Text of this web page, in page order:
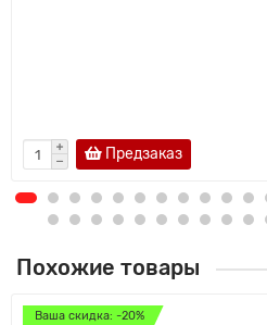
Предзаказ
Похожие товары
Ваша скидка: -20%